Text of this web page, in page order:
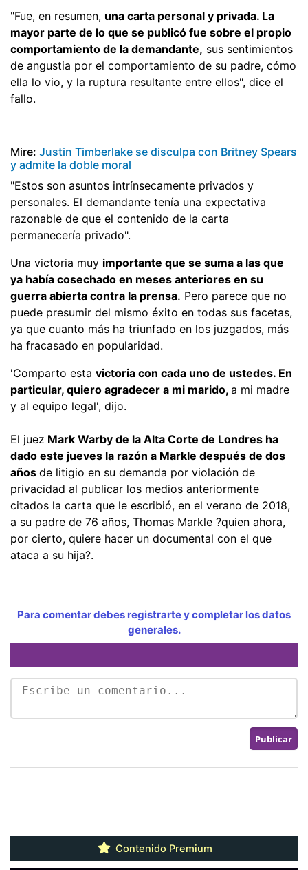
"Fue, en resumen, una carta personal y privada. La
mayor parte de lo que se publicó fue sobre el propio
comportamiento de la demandante, sus sentimientos
de angustia por el comportamiento de su padre, cómo
ella lo vio, y la ruptura resultante entre ellos", dice el
fallo.
Mire: Justin Timberlake se disculpa con Britney Spears
y admite la doble moral
"Estos son asuntos intrínsecamente privados y
personales. El demandante tenía una expectativa
razonable de que el contenido de la carta
permanecería privado".
Una victoria muy importante que se suma a las que
ya había cosechado en meses anteriores en su
guerra abierta contra la prensa. Pero parece que no
puede presumir del mismo éxito en todas sus facetas,
ya que cuanto más ha triunfado en los juzgados, más
ha fracasado en popularidad.
'Comparto esta victoria con cada uno de ustedes. En
particular, quiero agradecer a mi marido, a mi madre
y al equipo legal', dijo.
El juez Mark Warby de la Alta Corte de Londres ha
dado este jueves la razón a Markle después de dos
años de litigio en su demanda por violación de
privacidad al publicar los medios anteriormente
citados la carta que le escribió, en el verano de 2018,
a su padre de 76 años, Thomas Markle ?quien ahora,
por cierto, quiere hacer un documental con el que
ataca a su hija?.
Para comentar debes registrarte y completar los datos
generales.
Contenido Premium